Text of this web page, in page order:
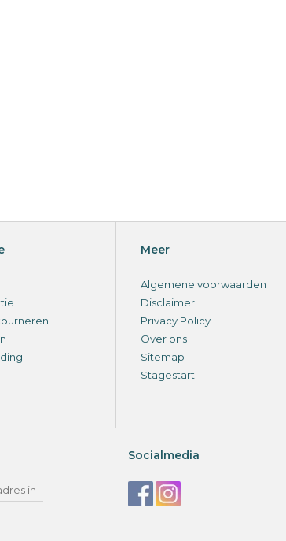
Meer
Algemene voorwaarden
Disclaimer
Privacy Policy
Over ons
Sitemap
Stagestart
Socialmedia